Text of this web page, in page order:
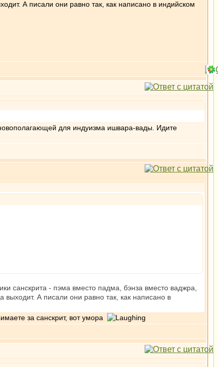
А писали они равно так, как написано в индийском
для индуизма ишвара-вады. Идите
санскрита - пэма вместо падма, бэнза вместо ваджра,
выходит. А писали они равно так, как написано в
за санскрит, вот умора